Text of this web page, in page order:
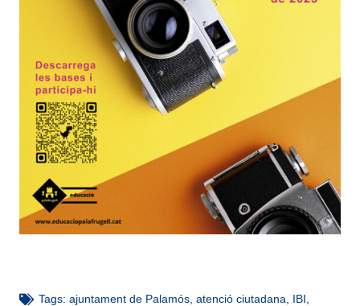
Tags: ajuntament de Palamós, atenció ciutadana IBI